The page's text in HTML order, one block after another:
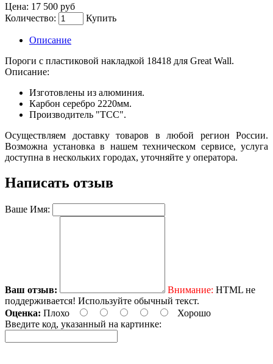
Цена: 17 500 руб
Количество:
Купить
Описание
Пороги с пластиковой накладкой 18418 для Great Wall.
Описание:
Изготовлены из алюминия.
Карбон серебро 2220мм.
Производитель "ТСС".
Осуществляем доставку товаров в любой регион России.
Возможна установка в нашем техническом сервисе, услуга
доступна в нескольких городах, уточняйте у оператора.
Написать отзыв
Ваше Имя:
Ваш отзыв: Внимание: HTML не
поддерживается! Используйте обычный текст.
Оценка: Плохо
Хорошо
Введите код, указанный на картинке: